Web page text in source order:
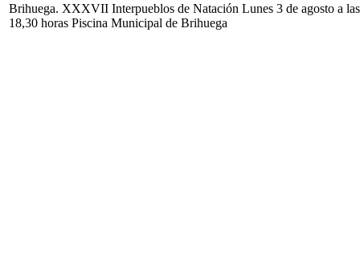
Brihuega. XXXVII Interpueblos de Natación Lunes 3 de agosto a las
18,30 horas Piscina Municipal de Brihuega